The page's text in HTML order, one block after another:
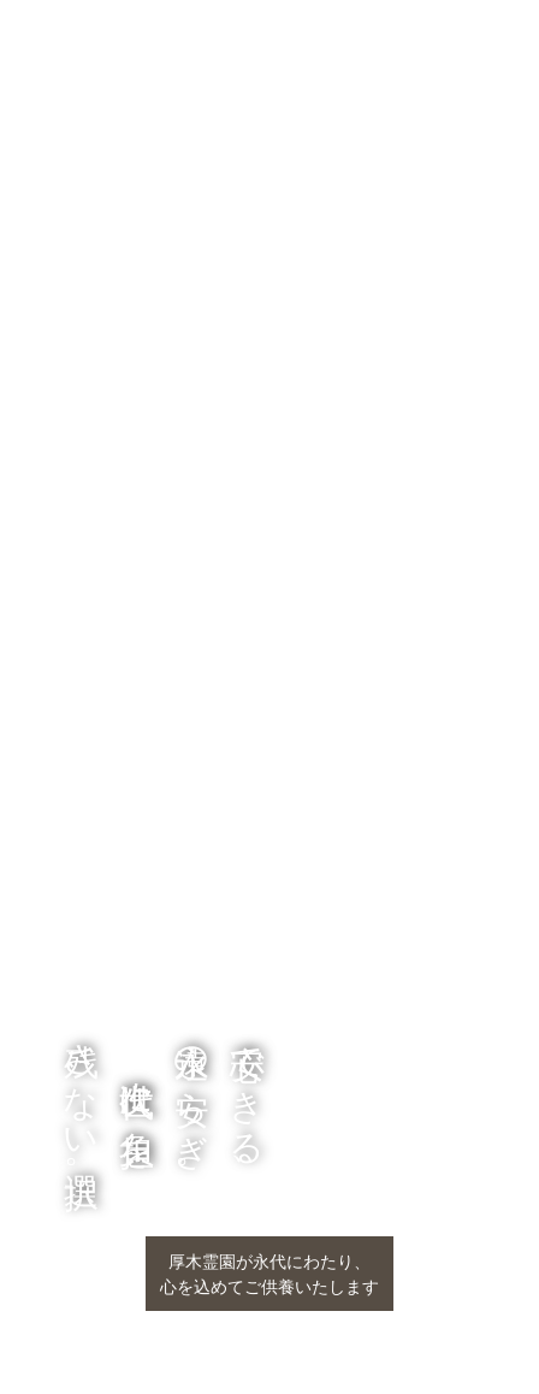
安心できる、
永遠の安らぎ。
次世代に負担を
残さない選択。
厚木霊園が永代にわたり、
心を込めてご供養いたします